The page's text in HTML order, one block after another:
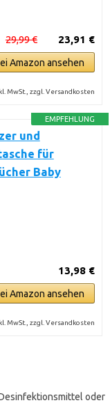
23,91 €
29,99 €
Amazon ansehen
MwSt., zzgl. Versandkosten
EMPFEHLUNG
und
für
Baby
13,98 €
Amazon ansehen
MwSt., zzgl. Versandkosten
oder